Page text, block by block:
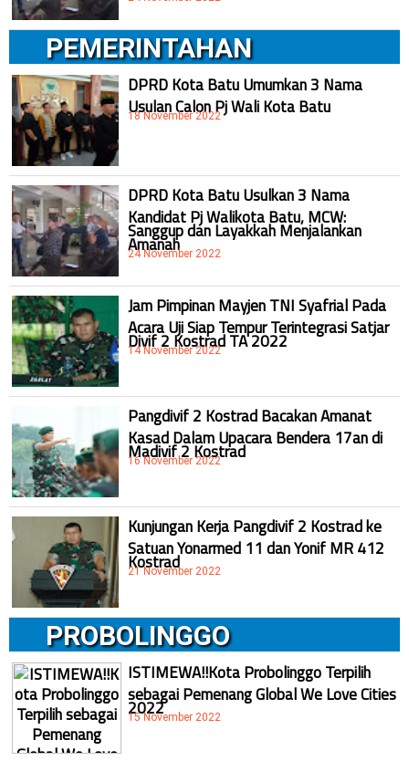
PEMERINTAHAN
DPRD Kota Batu Umumkan 3 Nama
Usulan Calon Pj Wali Kota Batu
18 November 2022
DPRD Kota Batu Usulkan 3 Nama
Kandidat Pj Walikota Batu, MCW:
Sanggup dan Layakkah Menjalankan
Amanah
24 November 2022
Jam Pimpinan Mayjen TNI Syafrial Pada
Acara Uji Siap Tempur Terintegrasi Satjar
Divif 2 Kostrad TA 2022
14 November 2022
Pangdivif 2 Kostrad Bacakan Amanat
Kasad Dalam Upacara Bendera 17an di
Madivif 2 Kostrad
16 November 2022
Kunjungan Kerja Pangdivif 2 Kostrad ke
Satuan Yonarmed 11 dan Yonif MR 412
Kostrad
21 November 2022
PROBOLINGGO
ISTIMEWA!!Kota Probolinggo Terpilih
sebagai Pemenang Global We Love Cities
2022
15 November 2022